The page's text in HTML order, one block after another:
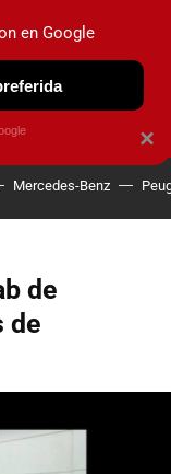
Mercedes-Benz
de
de
×
en Google